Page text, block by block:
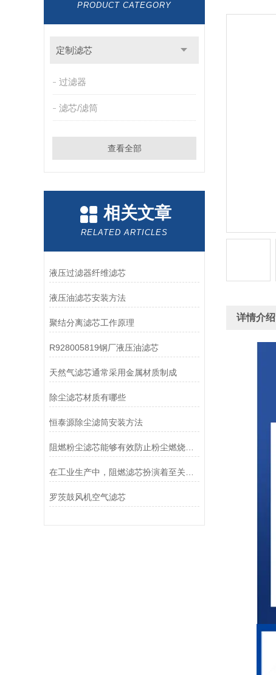
PRODUCT CATEGORY
定制滤芯
过滤器
滤芯/滤筒
查看全部
相关文章
RELATED ARTICLES
液压过滤器纤维滤芯
液压油滤芯安装方法
聚结分离滤芯工作原理
R928005819钢厂液压油滤芯
天然气滤芯通常采用金属材质制成
除尘滤芯材质有哪些
恒泰源除尘滤筒安装方法
阻燃粉尘滤芯能够有效防止粉尘燃烧和爆炸事故的发生
罗茨鼓风机空气滤芯
详情介绍